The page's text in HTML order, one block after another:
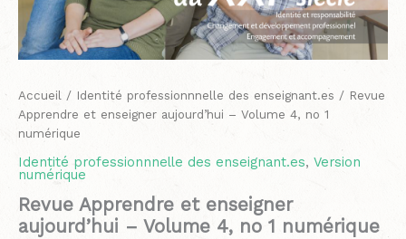
Accueil / Identité professionnnelle des enseignant.es / Revue
Apprendre et enseigner aujourd’hui – Volume 4, no 1
numérique
Identité professionnnelle des enseignant.es, Version
numérique
Revue Apprendre et enseigner
aujourd’hui – Volume 4, no 1 numérique